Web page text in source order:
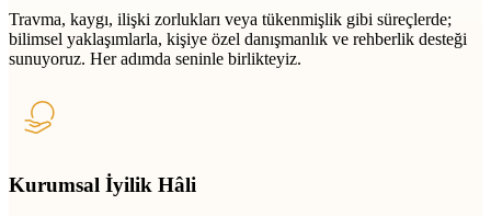
Travma, kaygı, ilişki zorlukları veya tükenmişlik gibi süreçlerde;
bilimsel yaklaşımlarla, kişiye özel danışmanlık ve rehberlik desteği
sunuyoruz. Her adımda seninle birlikteyiz.
Kurumsal İyilik Hâli